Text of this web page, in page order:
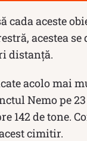
cada aceste
acestea
distanță.
acolo mai
Nemo pe
142 de tone.
cimitir.